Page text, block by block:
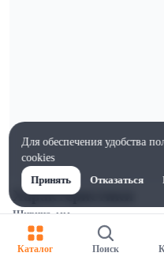
Характеристики
Ширина, мм
Высота, мм
Каталог Поиск
Для обеспечения удобства
cookies
Принять
Отказаться